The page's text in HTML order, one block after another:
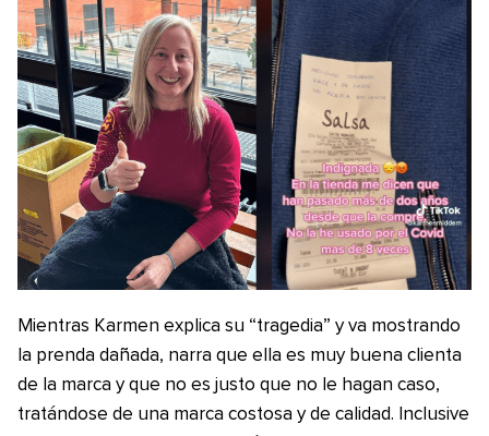
Mientras Karmen explica su “tragedia” y va mostrando
la prenda dañada, narra que ella es muy buena clienta
de la marca y que no es justo que no le hagan caso,
tratándose de una marca costosa y de calidad. Inclusive